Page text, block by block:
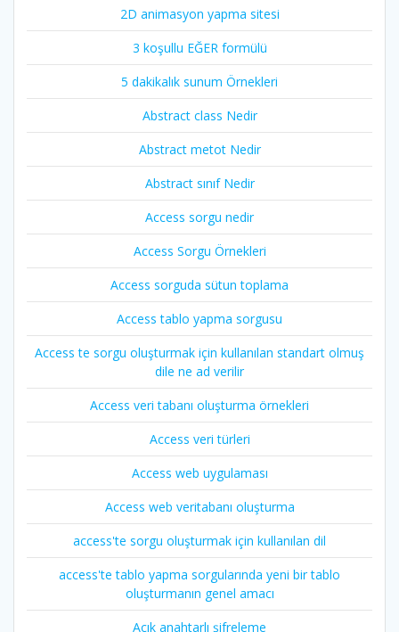
2D animasyon yapma sitesi
3 koşullu EĞER formülü
5 dakikalık sunum Örnekleri
Abstract class Nedir
Abstract metot Nedir
Abstract sınıf Nedir
Access sorgu nedir
Access Sorgu Örnekleri
Access sorguda sütun toplama
Access tablo yapma sorgusu
Access te sorgu oluşturmak için kullanılan standart olmuş
dile ne ad verilir
Access veri tabanı oluşturma örnekleri
Access veri türleri
Access web uygulaması
Access web veritabanı oluşturma
access'te sorgu oluşturmak için kullanılan dil
access'te tablo yapma sorgularında yeni bir tablo
oluşturmanın genel amacı
Açık anahtarlı şifreleme